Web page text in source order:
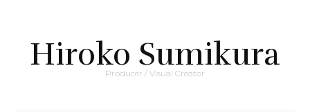
Hiroko Sumikura
Producer / Visual Creator